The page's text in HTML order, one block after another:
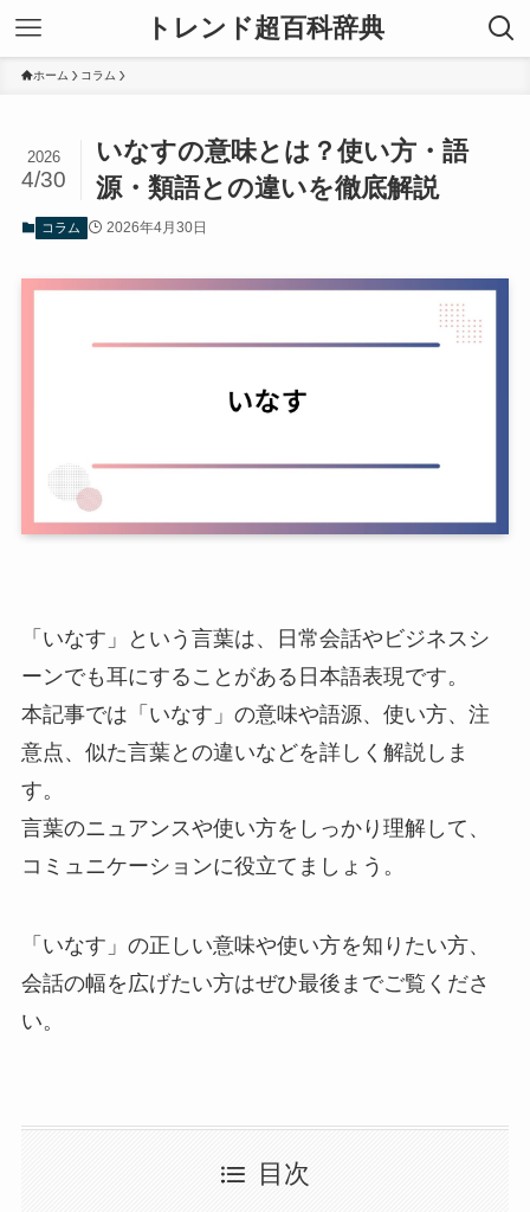
トレンド超百科辞典
ホーム コラム
いなすの意味とは？使い方・語
源・類語との違いを徹底解説
2026
4/30
コラム 2026年4月30日
「いなす」という言葉は、日常会話やビジネスシ
ーンでも耳にすることがある日本語表現です。
本記事では「いなす」の意味や語源、使い方、注
意点、似た言葉との違いなどを詳しく解説しま
す。
言葉のニュアンスや使い方をしっかり理解して、
コミュニケーションに役立てましょう。
「いなす」の正しい意味や使い方を知りたい方、
会話の幅を広げたい方はぜひ最後までご覧くださ
い。
目次